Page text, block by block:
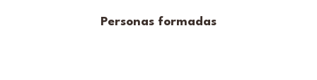
Personas formadas